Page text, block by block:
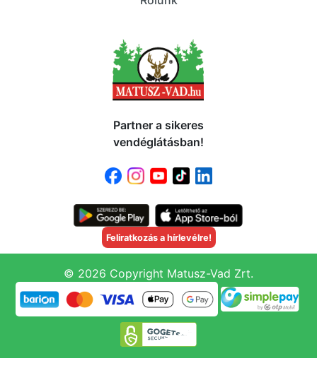
Partner a sikeres
vendéglátásban!
Feliratkozás a hírlevélre!
© 2026 Copyright Matusz-Vad Zrt.